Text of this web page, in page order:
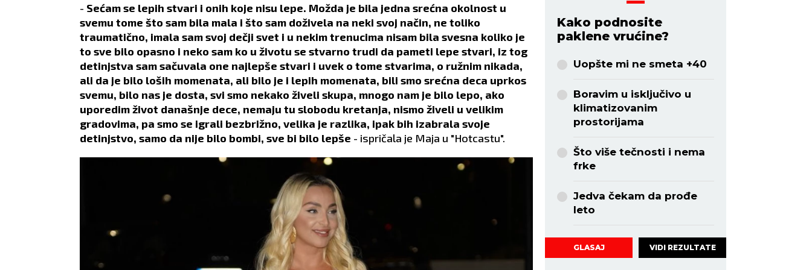
- Sećam se lepih stvari i onih koje nisu lepe. Možda je bila jedna srećna okolnost u
svemu tome što sam bila mala i što sam doživela na neki svoj način, ne toliko
traumatično, imala sam svoj dečji svet i u nekim trenucima nisam bila svesna koliko je
to sve bilo opasno i neko sam ko u životu se stvarno trudi da pameti lepe stvari, iz tog
detinjstva sam sačuvala one najlepše stvari i uvek o tome stvarima, o ružnim nikada,
ali da je bilo loših momenata, ali bilo je i lepih momenata, bili smo srećna deca uprkos
svemu, bilo nas je dosta, svi smo nekako živeli skupa, mnogo nam je bilo lepo, ako
uporedim život današnje dece, nemaju tu slobodu kretanja, nismo živeli u velikim
gradovima, pa smo se igrali bezbrižno, velika je razlika, ipak bih izabrala svoje
detinjstvo, samo da nije bilo bombi, sve bi bilo lepše - ispričala je Maja u "Hotcastu".
Kako podnosite
paklene vrućine?
Uopšte mi ne smeta +40
Boravim u isključivo u
klimatizovanim
prostorijama
Što više tečnosti i nema
frke
Jedva čekam da prođe
leto
GLASAJ VIDI REZULTATE